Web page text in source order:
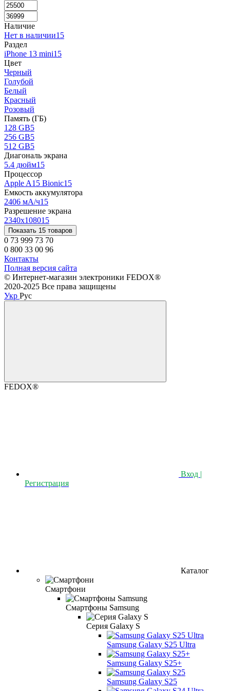
Наличие
Нет в наличии15
Раздел
iPhone 13 mini15
Цвет
Черный
Голубой
Белый
Красный
Розовый
Память (ГБ)
128 GB5
256 GB5
512 GB5
Диагональ экрана
5.4 дюйм15
Процессор
Apple A15 Bionic15
Емкость аккумулятора
2406 мА/ч15
Разрешение экрана
2340x108015
Показать 15 товаров
0 73 999 73 70
0 800 33 00 96
Контакты
Полная версия сайта
©️ Интернет-магазин электроники FEDOX®
2020-2025 Все права защищены
Укр Рус
FEDOX®
Вход |
Регистрация
Каталог
Смартфони
Смартфоны Samsung
Серия Galaxy S
Samsung Galaxy S25 Ultra
Samsung Galaxy S25+
Samsung Galaxy S25